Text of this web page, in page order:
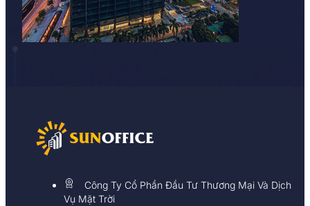
Công Ty Cổ Phần Đầu Tư Thương Mại Và Dịch
Vụ Mặt Trời